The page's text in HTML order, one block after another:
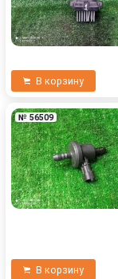
В корзину
№ 56509
В корзину